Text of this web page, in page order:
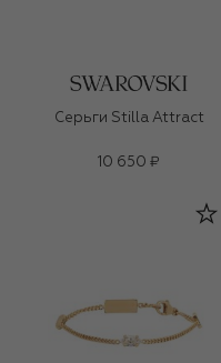
Серьги Stilla Attract
10 650 ₽